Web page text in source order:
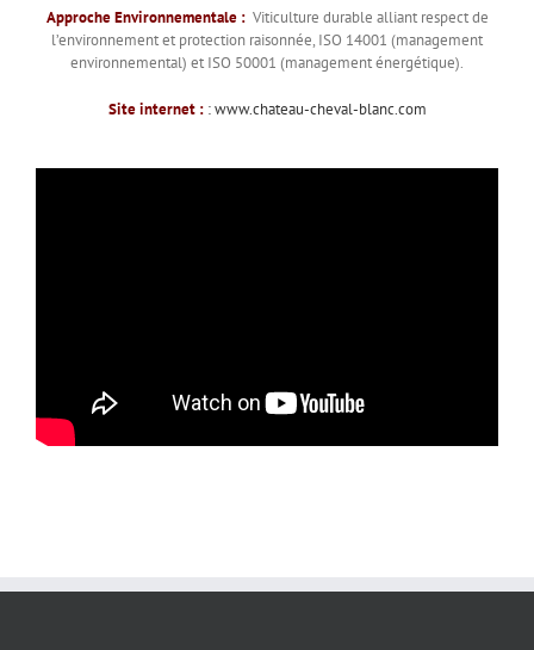
Approche Environnementale : Viticulture durable alliant respect de
l’environnement et protection raisonnée, ISO 14001 (management
environnemental) et ISO 50001 (management énergétique).
Site internet : : www.chateau-cheval-blanc.com